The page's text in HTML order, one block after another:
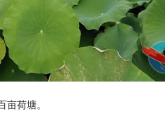
亩荷塘。